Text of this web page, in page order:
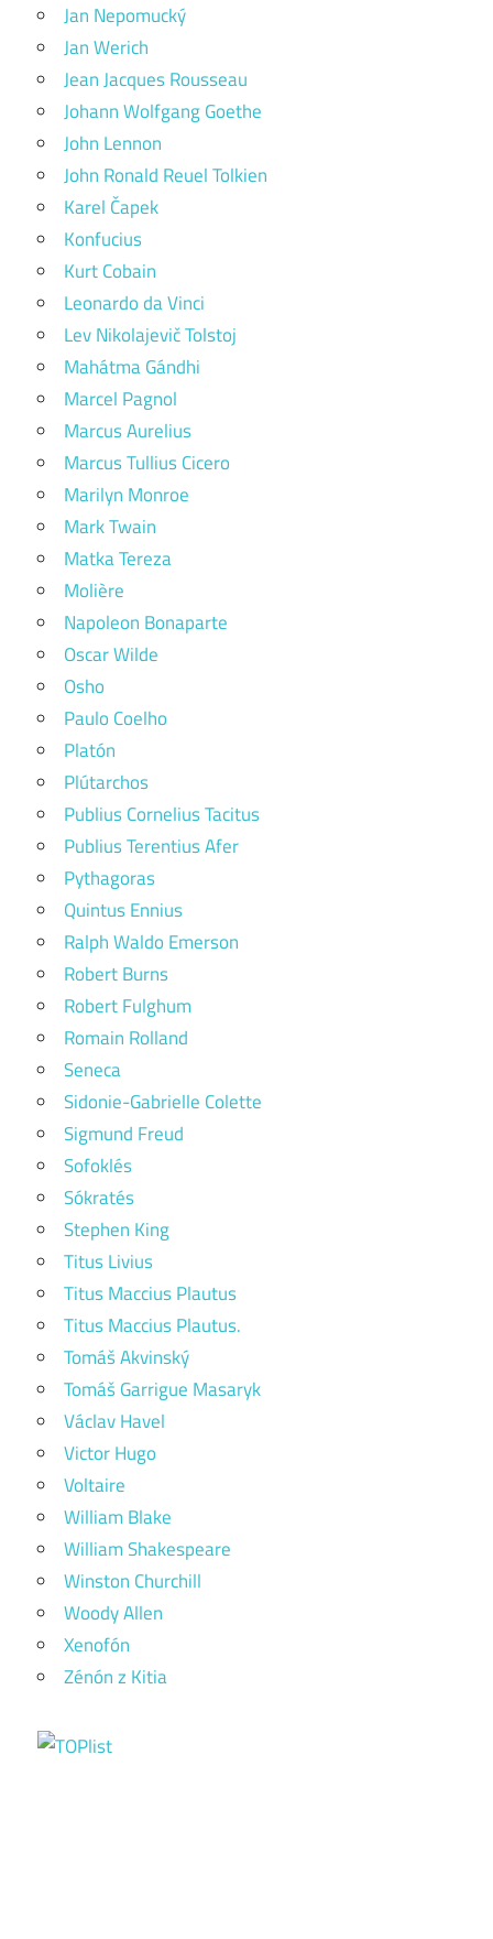
Jan Nepomucký
Jan Werich
Jean Jacques Rousseau
Johann Wolfgang Goethe
John Lennon
John Ronald Reuel Tolkien
Karel Čapek
Konfucius
Kurt Cobain
Leonardo da Vinci
Lev Nikolajevič Tolstoj
Mahátma Gándhi
Marcel Pagnol
Marcus Aurelius
Marcus Tullius Cicero
Marilyn Monroe
Mark Twain
Matka Tereza
Molière
Napoleon Bonaparte
Oscar Wilde
Osho
Paulo Coelho
Platón
Plútarchos
Publius Cornelius Tacitus
Publius Terentius Afer
Pythagoras
Quintus Ennius
Ralph Waldo Emerson
Robert Burns
Robert Fulghum
Romain Rolland
Seneca
Sidonie-Gabrielle Colette
Sigmund Freud
Sofoklés
Sókratés
Stephen King
Titus Livius
Titus Maccius Plautus
Titus Maccius Plautus.
Tomáš Akvinský
Tomáš Garrigue Masaryk
Václav Havel
Victor Hugo
Voltaire
William Blake
William Shakespeare
Winston Churchill
Woody Allen
Xenofón
Zénón z Kitia